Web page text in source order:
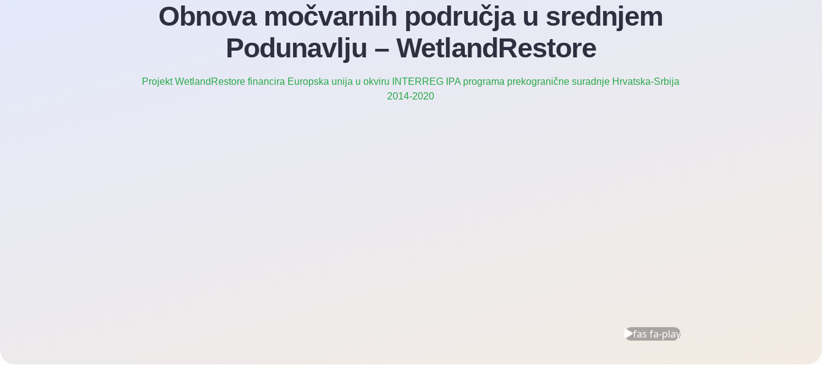
Obnova močvarnih područja u srednjem
Podunavlju – WetlandRestore
Projekt WetlandRestore financira Europska unija u okviru INTERREG IPA programa prekogranične suradnje Hrvatska-Srbija
2014-2020
fas fa-play